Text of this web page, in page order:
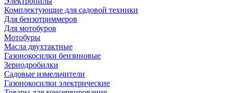
Комплектующие для садовой техники
Для бензотриммеров
Для мотобуров
Мотобуры
Масла двухтактные
Газонокосилки бензиновые
Зернодробилки
Садовые измельчители
Газонокосилки электрические